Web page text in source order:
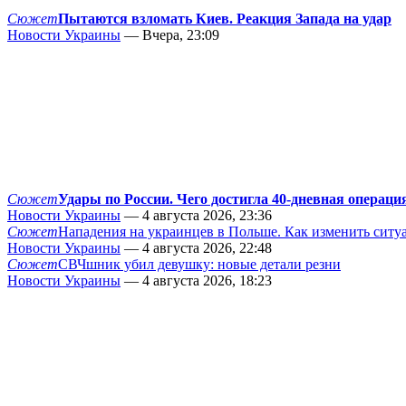
СюжетПытаются взломать Киев. Реакция Запада на удар
Новости Украины — Вчера, 23:09
СюжетУдары по России. Чего достигла 40-дневная
Новости Украины — 4 августа 2026, 23:36
СюжетНападения на украинцев в Польше. Как изменить
Новости Украины — 4 августа 2026, 22:48
СюжетСВЧшник убил девушку: новые детали резни
Новости Украины — 4 августа 2026, 18:23